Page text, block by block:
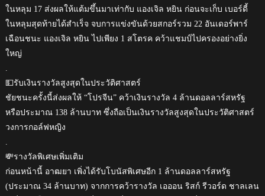
ในหลุม 17 ส่งผลให้แต้มขึ้นมาเท่ากับ แองเจิล หยิน ก่อนจะเก็บ เบอร์ดี้
ในหลุมสุดท้ายได้สำเร็จ จบการแข่งขันด้วยสกอร์รวม 22 อันเดอร์พาร์
เฉือนชนะ แองเจิล หยิน ไปเพียง 1 สโตรค คว้าแชมป์ไปครองอย่างยิ่ง
ใหญ่
.
💵รับเงินรางวัลสูงสุดในประวัติศาสตร์
ชัยชนะครั้งนี้ส่งผลให้ “โปรจีน” คว้าเงินรางวัล 4 ล้านดอลลาร์สหรัฐ
หรือประมาณ 138 ล้านบาท ซึ่งถือเป็นเงินรางวัลสูงสุดในประวัติศาสตร์
วงการกอล์ฟหญิง
.
💸รางวัลพิเศษเพิ่มเติม
ก่อนหน้านี้ อาฒยา เพิ่งได้รับโบนัสพิเศษอีก 1 ล้านดอลลาร์สหรัฐ
(ประมาณ 34 ล้านบาท) จากการคว้ารางวัล เอออน ริสก์ รีวอร์ด ชาลเลน